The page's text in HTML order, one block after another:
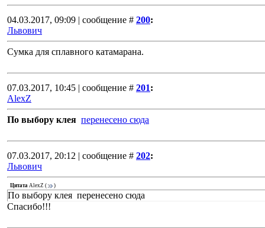
04.03.2017, 09:09 | сообщение # 200:
Львович
Сумка для сплавного катамарана.
07.03.2017, 10:45 | сообщение # 201:
AlexZ
По выбору клея перенесено сюда
07.03.2017, 20:12 | сообщение # 202:
Львович
Цитата AlexZ ( )
По выбору клея перенесено сюда
Спасибо!!!